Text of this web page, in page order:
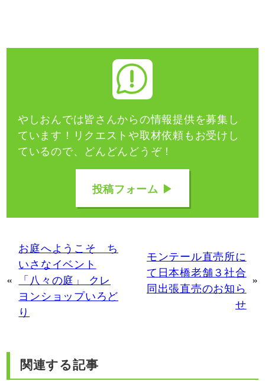
やしおんでは皆さんからの情報提供を募集し
ています！ リクエストや取材依頼もお受けし
ているので、どんどんどうぞ！
投稿フォーム ▶
«
お庭へようこそ ち
いさなイベント
「八々の庭」 クレ
ヨンショップいろど
り
モンテール直売所に
て日本橋老舗３社合
同出張直売のお知ら
せ
»
関連する記事